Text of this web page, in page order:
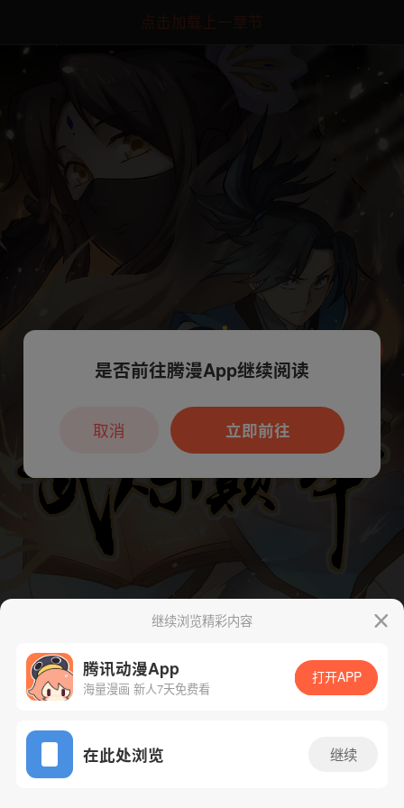
点击加载上一章节
App免费看
下一话 腾漫App免费看
继续浏览精彩内容
腾讯动漫App
海量漫画 新人7天免费看
打开APP
在此处浏览 继续
本章节仅支持App阅读，可打开App新用
户7天免费看
是否前往腾漫App继续阅读
立即前往
取消